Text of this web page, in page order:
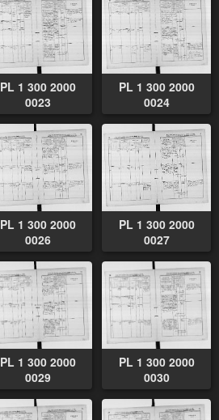
PL 1 300 2000
0023
PL 1 300 2000
0024
PL 1 300 2000
0026
PL 1 300 2000
0027
PL 1 300 2000
0029
PL 1 300 2000
0030